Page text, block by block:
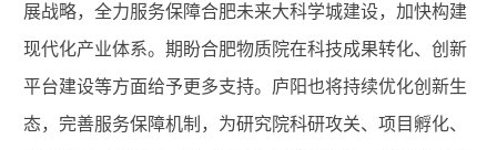
展战略，全力服务保障合肥未来大科学城建设，加快构建
现代化产业体系。 期盼合肥物质院在科技成果转化、创新
平台建设等方面给予更多支持。庐阳也将持续优化创新生
态，完善服务保障机制，为研究院科研攻关、项目孵化、